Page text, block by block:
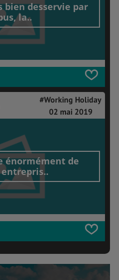
bien desservie par
la..
#Working Holiday
02 mai 2019
énormément de
entrepris..